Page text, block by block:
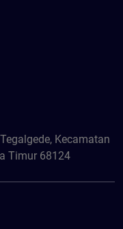
Kecamatan
Timur 68124